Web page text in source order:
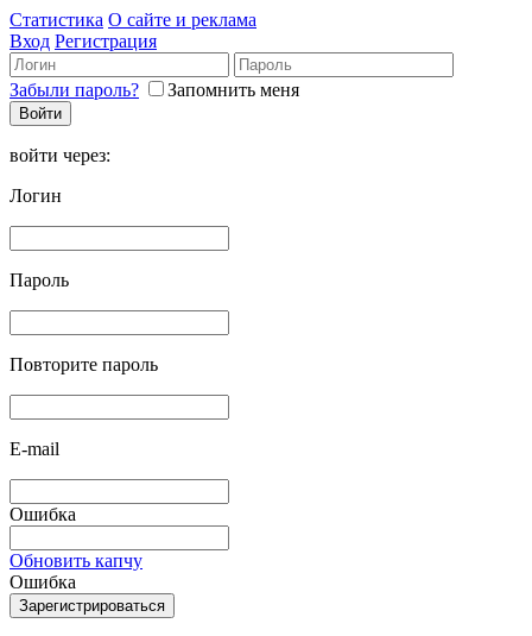
Статистика О сайте и реклама
Вход Регистрация
Забыли пароль? Запомнить меня
войти через:
Логин
Пароль
Повторите пароль
E-mail
Ошибка
Обновить капчу
Ошибка